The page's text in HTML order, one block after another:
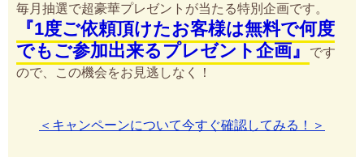
毎月抽選で超豪華プレゼントが当たる特別企画です。
『1度ご依頼頂けたお客様は無料で何度
でもご参加出来るプレゼント企画』
です
ので、この機会をお見逃しなく！
＜キャンペーンについて今すぐ確認してみる！＞